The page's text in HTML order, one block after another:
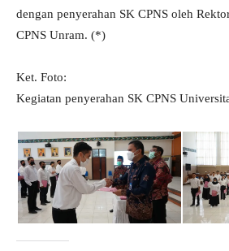
dengan penyerahan SK CPNS oleh
CPNS Unram. (*)
Ket. Foto:
Kegiatan penyerahan SK CPNS